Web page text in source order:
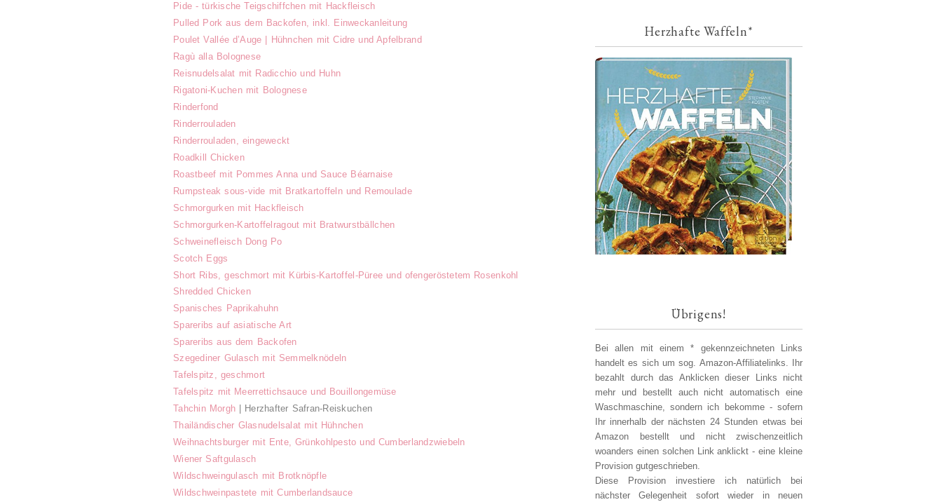
Pide - türkische Teigschiffchen mit Hackfleisch
Pulled Pork aus dem Backofen, inkl. Einweckanleitung
Poulet Vallée d’Auge | Hühnchen mit Cidre und Apfelbrand
Ragù alla Bolognese
Reisnudelsalat mit Radicchio und Huhn
Rigatoni-Kuchen mit Bolognese
Rinderfond
Rinderrouladen
Rinderrouladen, eingeweckt
Roadkill Chicken
Roastbeef mit Pommes Anna und Sauce Béarnaise
Rumpsteak sous-vide mit Bratkartoffeln und Remoulade
Schmorgurken mit Hackfleisch
Schmorgurken-Kartoffelragout mit Bratwurstbällchen
Schweinefleisch Dong Po
Scotch Eggs
Short Ribs, geschmort mit Kürbis-Kartoffel-Püree und ofengeröstetem Rosenkohl
Shredded Chicken
Spanisches Paprikahuhn
Spareribs auf asiatische Art
Spareribs aus dem Backofen
Szegediner Gulasch mit Semmelknödeln
Tafelspitz, geschmort
Tafelspitz mit Meerrettichsauce und Bouillongemüse
Tahchin Morgh | Herzhafter Safran-Reiskuchen
Thailändischer Glasnudelsalat mit Hühnchen
Weihnachtsburger mit Ente, Grünkohlpesto und Cumberlandzwiebeln
Wiener Saftgulasch
Wildschweingulasch mit Brotknöpfle
Wildschweinpastete mit Cumberlandsauce
Herzhafte Waffeln*
Übrigens!
Bei allen mit einem * gekennzeichneten Links
handelt es sich um sog. Amazon-Affiliatelinks. Ihr
bezahlt durch das Anklicken dieser Links nicht
mehr und bestellt auch nicht automatisch eine
Waschmaschine, sondern ich bekomme - sofern
Ihr innerhalb der nächsten 24 Stunden etwas bei
Amazon bestellt und nicht zwischenzeitlich
woanders einen solchen Link anklickt - eine kleine
Provision gutgeschrieben.
Diese Provision investiere ich natürlich bei
nächster Gelegenheit sofort wieder in neuen